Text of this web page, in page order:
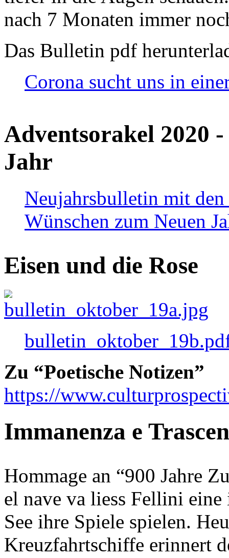
nach 7 Monaten immer
Das Bulletin pdf
Corona sucht uns in
Adventsorakel 2020
Jahr
Neujahrsbulletin mit den
Wünschen zum Neuen
Eisen und die Rose
Zu “Poetische Notizen”
https://
Immanenza e
Hommage an “900 Jahre
el nave va liess Fellini
See ihre Spiele spielen.
Kreuzfahrtschiffe erinnert